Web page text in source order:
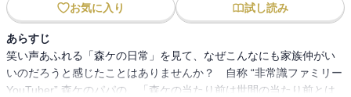
お気に入り 試し読み
あらすじ
笑い声あふれる「森ケの日常」を見て、なぜこんなにも家族仲がい
いのだろうと感じたことはありませんか？ 自称 “非常識ファミリー
YouTuber” 森ケのパパの、「森ケの当たり前は世間の当たり前とは